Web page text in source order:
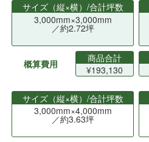
サイズ（縦×横）/合計坪数
3,000mm×3,000mm
／約2.72坪
概算費用
商品合計
¥193,130
サイズ（縦×横）/合計坪数
3,000mm×4,000mm
／約3.63坪